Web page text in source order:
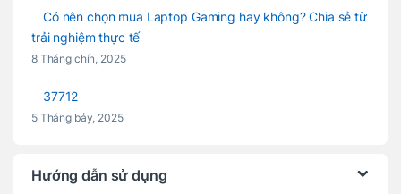
Có nên chọn mua Laptop Gaming hay không? Chia sẻ từ
trải nghiệm thực tế
8 Tháng chín, 2025
37712
5 Tháng bảy, 2025
Hướng dẫn sử dụng